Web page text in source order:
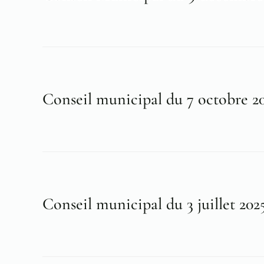
Conseil municipal du 7 octobre
Conseil municipal du 3 juillet